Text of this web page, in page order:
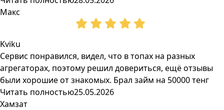
Макс
Kviku
Сервис понравился, видел, что в топах на разных
агрегаторах, поэтому решил довериться, ещё отзывы
были хорошие от знакомых. Брал займ на 50000 тенг
Читать полностью25.05.2026
Хамзат